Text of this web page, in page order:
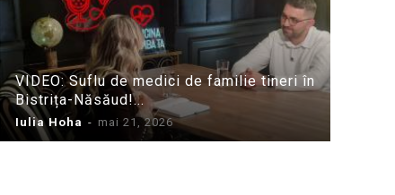
VIDEO: Suflu de medici de familie tineri în
Bistrița-Năsăud!...
Iulia Hoha - mai 21, 2026